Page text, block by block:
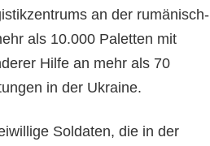
an der rumänisch-
als 10.000 Paletten mit
Hilfe an mehr als 70
in der Ukraine.
Soldaten, die in der